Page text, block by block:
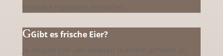
Produkte regionaler Hersteller.
Gibt es frische Eier?
Ja. Frische Eier von unseren Hühnern gehören zu